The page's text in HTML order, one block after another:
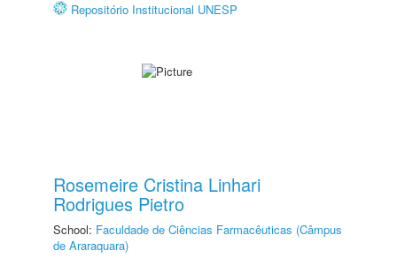
Repositório Institucional UNESP
Rosemeire Cristina Linhari
Rodrigues Pietro
School: Faculdade de Ciências Farmacêuticas (Câmpus
de Araraquara)